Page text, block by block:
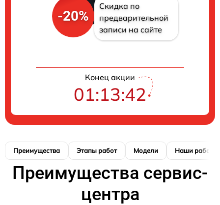
-20%
Скидка по
предварительной
записи на сайте
Конец акции
01:13:41
Преимущества Этапы работ Модели Наши работы
Преимущества сервис-
центра